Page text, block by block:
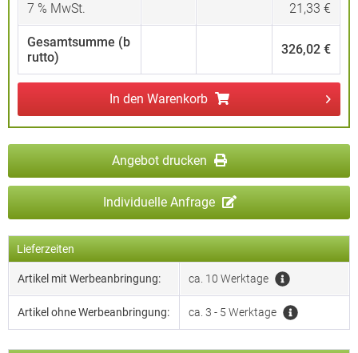
7 % MwSt. 21,33 €
Gesamtsumme (b
rutto)
326,02 €
In den Warenkorb
Angebot drucken
Individuelle Anfrage
Lieferzeiten
Artikel mit Werbeanbringung: ca. 10 Werktage
Artikel ohne Werbeanbringung: ca. 3 - 5 Werktage